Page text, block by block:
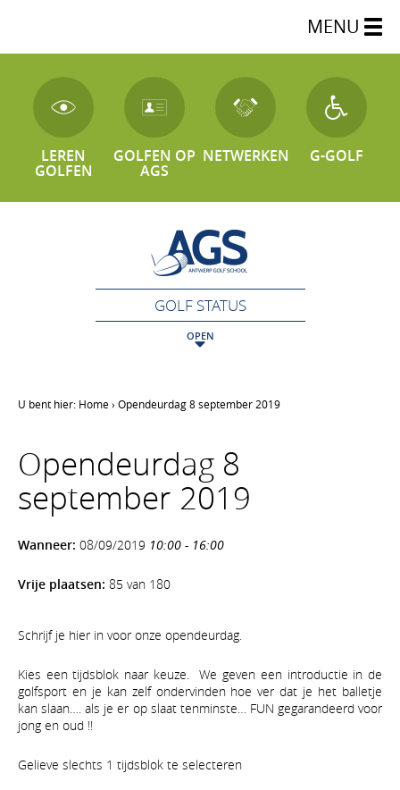
MENU
LEREN
GOLFEN
GOLFEN OP
AGS
NETWERKEN G-GOLF
GOLF STATUS
OPEN
U bent hier: Home› Opendeurdag 8 september 2019
Opendeurdag 8
september 2019
Wanneer: 08/09/2019 10:00 - 16:00
Vrije plaatsen: 85 van 180
Schrijf je hier in voor onze opendeurdag.
Kies een tijdsblok naar keuze. We geven een introductie in de
golfsport en je kan zelf ondervinden hoe ver dat je het balletje
kan slaan…. als je er op slaat tenminste… FUN gegarandeerd voor
jong en oud !!
Gelieve slechts 1 tijdsblok te selecteren